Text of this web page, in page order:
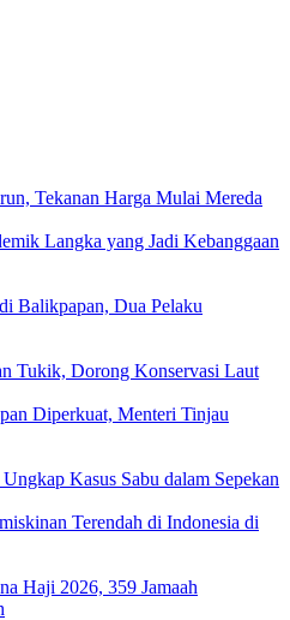
Tekanan Harga Mulai Mereda
Langka yang Jadi Kebanggaan
Balikpapan, Dua Pelaku
Tukik, Dorong Konservasi Laut
Diperkuat, Menteri Tinjau
Kasus Sabu dalam Sepekan
Terendah di Indonesia di
Haji 2026, 359 Jamaah